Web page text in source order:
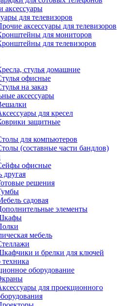
аксессуары
для телевизоров
аксессуары для телевизоров
для мониторов
для телевизоров
стулья домашние
офисные
на заказ
аксессуары
для кресел
защитные
для компьютеров
(составные части бандлов)
офисные
другая
решения
садовая
элементы
мебель
и брелки для ключей
оборудование
для проекционного